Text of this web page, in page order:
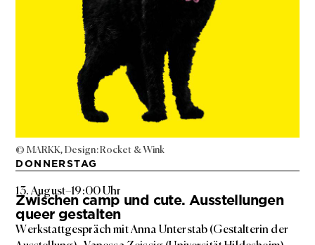
© MARKK, Design: Rocket & Wink
DONNERSTAG
13. August–19:00 Uhr
Zwischen camp und cute. Ausstellungen
queer gestalten
Werkstattgespräch mit Anna Unterstab (Gestalterin der